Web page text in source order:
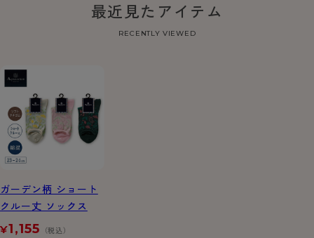
最近見たアイテム
RECENTLY VIEWED
ガーデン柄 ショート
クルー丈 ソックス
¥1,155 （税込）